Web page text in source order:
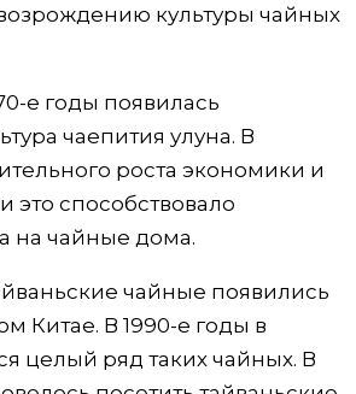
культуры чайных
е годы появилась
чаепития улуна. В
роста экономики и
это способствовало
на чайные дома.
чайные появились
Китае. В 1990-е годы в
целый ряд таких чайных. В